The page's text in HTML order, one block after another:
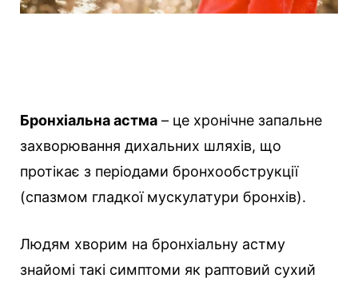
Бронхіальна астма – це хронічне запальне
захворювання дихальних шляхів, що
протікає з періодами бронхообструкції
(спазмом гладкої мускулатури бронхів).
Людям хворим на бронхіальну астму
знайомі такі симптоми як раптовий сухий